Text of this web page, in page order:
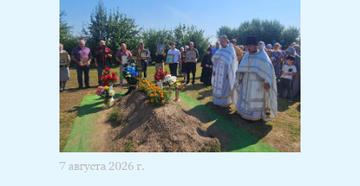
7 августа 2026 г.